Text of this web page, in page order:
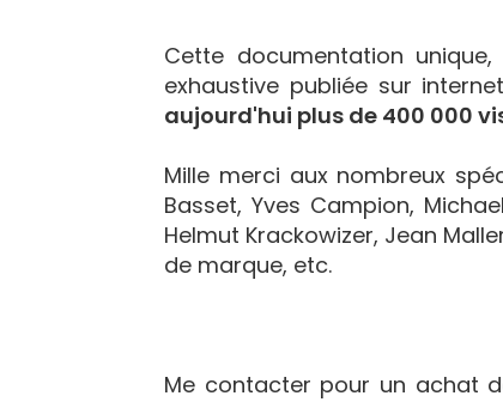
Cette documentation unique,
exhaustive publiée sur
aujourd'hui plus de 400 000
Mille merci aux nombreux
Basset, Yves Campion,
Helmut Krackowizer, Jean
de marque, etc.
Me contacter pour un achat